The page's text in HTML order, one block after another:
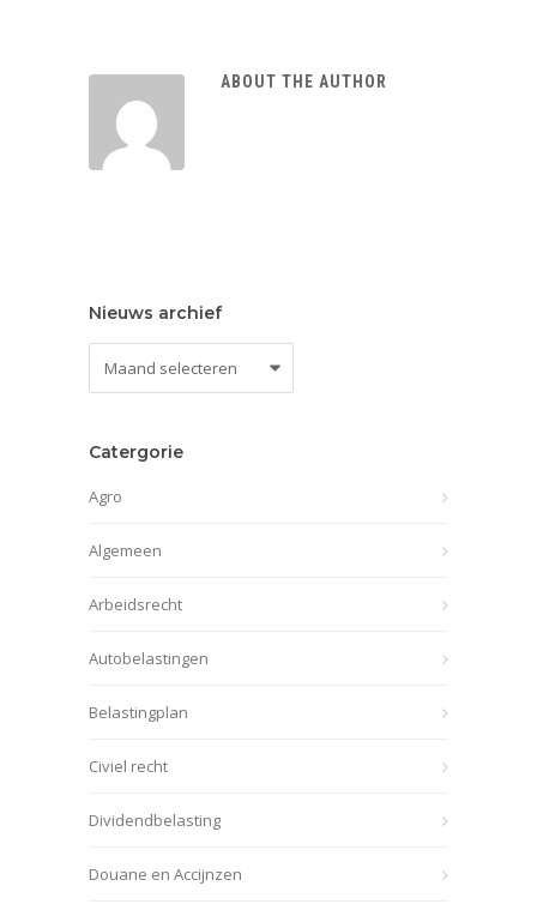
ABOUT THE AUTHOR
Nieuws archief
Catergorie
Agro
Algemeen
Arbeidsrecht
Autobelastingen
Belastingplan
Civiel recht
Dividendbelasting
Douane en Accijnzen